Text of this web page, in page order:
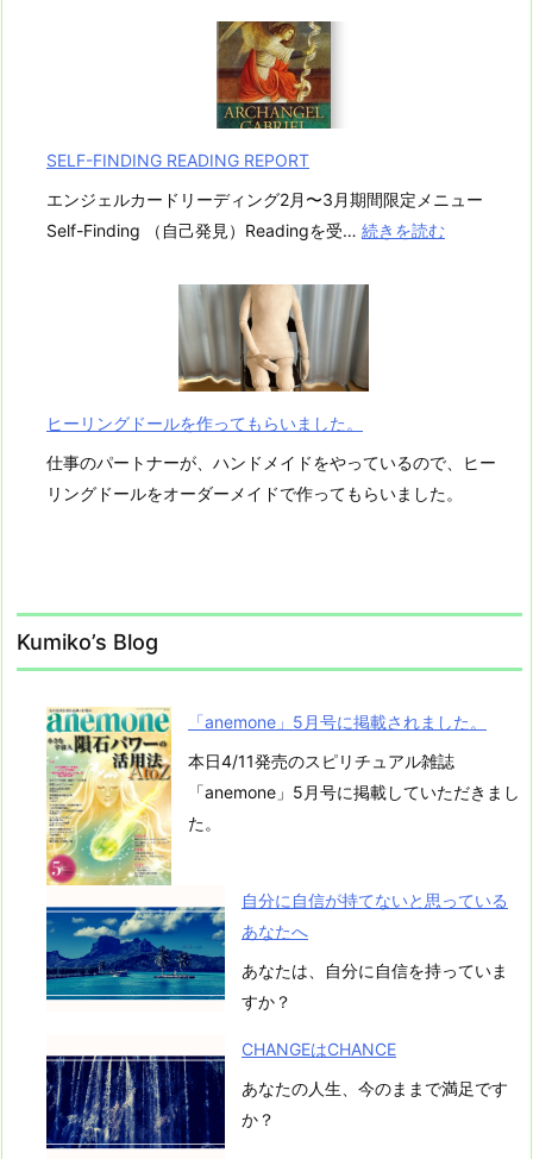
SELF-FINDING READING REPORT
エンジェルカードリーディング2月〜3月期間限定メニュー
Self-Finding （自己発見）Readingを受… 続きを読む
N
D
D
I
N
P
R
ヒーリングドールを作ってもらいました。
仕事のパートナーが、ハンドメイドをやっているので、ヒー
リングドールをオーダーメイドで作ってもらいました。
Kumiko’s Blog
「anemone」5月号に掲載されました。
本日4/11発売のスピリチュアル雑誌
「anemone」5月号に掲載していただきまし
た。
自分に自信が持てないと思っている
あなたへ
あなたは、自分に自信を持っていま
すか？
CHANGEはCHANCE
あなたの人生、今のままで満足です
か？